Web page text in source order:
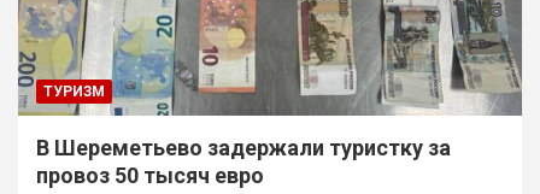
ТУРИЗМ
В Шереметьево задержали туристку за
провоз 50 тысяч евро